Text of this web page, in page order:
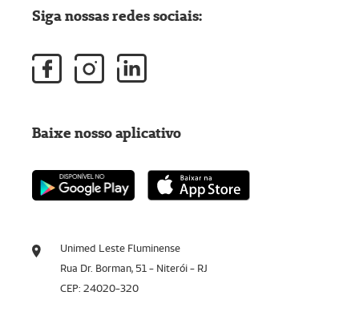
Unimed Leste Fluminense
Rua Dr. Borman, 51 - Niterói - RJ
CEP: 24020-320
Siga nossas redes sociais:
Baixe nosso aplicativo